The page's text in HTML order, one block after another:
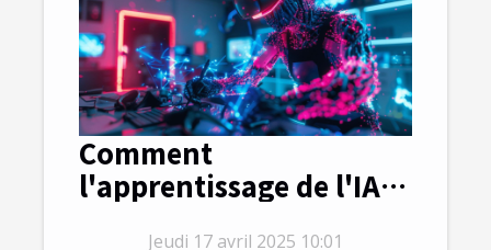
Comment
l'apprentissage de l'IA
Jeudi 17 avril 2025 10:01